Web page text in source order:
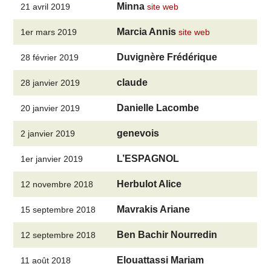
21 avril 2019 Minna site web
1er mars 2019 Marcia Annis site web
28 février 2019 Duvignère Frédérique
28 janvier 2019 claude
20 janvier 2019 Danielle Lacombe
2 janvier 2019 genevois
1er janvier 2019 L’ESPAGNOL
12 novembre 2018 Herbulot Alice
15 septembre 2018 Mavrakis Ariane
12 septembre 2018 Ben Bachir Nourredin
11 août 2018 Elouattassi Mariam